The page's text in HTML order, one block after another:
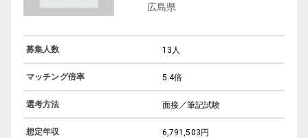
広島県
募集人数 13人
マッチング倍率 5.4倍
選考方法 面接／筆記試験
想定年収 6,791,503円